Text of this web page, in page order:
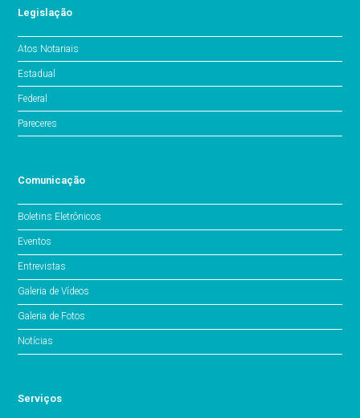
Legislação
Atos Notariais
Estadual
Federal
Pareceres
Comunicação
Boletins Eletrônicos
Eventos
Entrevistas
Galeria de Vídeos
Galeria de Fotos
Notícias
Serviços